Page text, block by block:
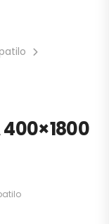
400×1800